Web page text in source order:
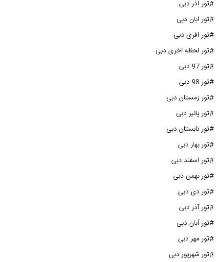
#تور اذر دبی
#تور ابان دبی
#تور افری دبی
#تور لحظه اخری دبی
#تور 97 دبی
#تور 98 دبی
#تور زمستان دبی
#تور پائیز دبی
#تور تابستان دبی
#تور بهار دبی
#تور اسفند دبی
#تور بهمن دبی
#تور دی دبی
#تور آذر دبی
#تور آبان دبی
#تور مهر دبی
#تور شهریور دبی